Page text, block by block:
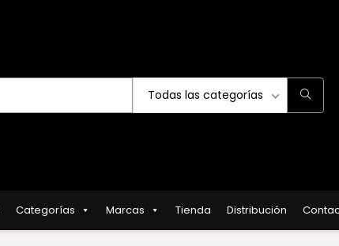
Todas las categorías
Categorías Marcas Tienda Distribución